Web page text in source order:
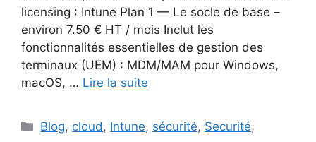
licensing : Intune Plan 1 — Le socle de base –
environ 7.50 € HT / mois Inclut les
fonctionnalités essentielles de gestion des
terminaux (UEM) : MDM/MAM pour Windows,
macOS, … Lire la suite
Catégories
Blog, cloud , Intune, sécurité, Securité,